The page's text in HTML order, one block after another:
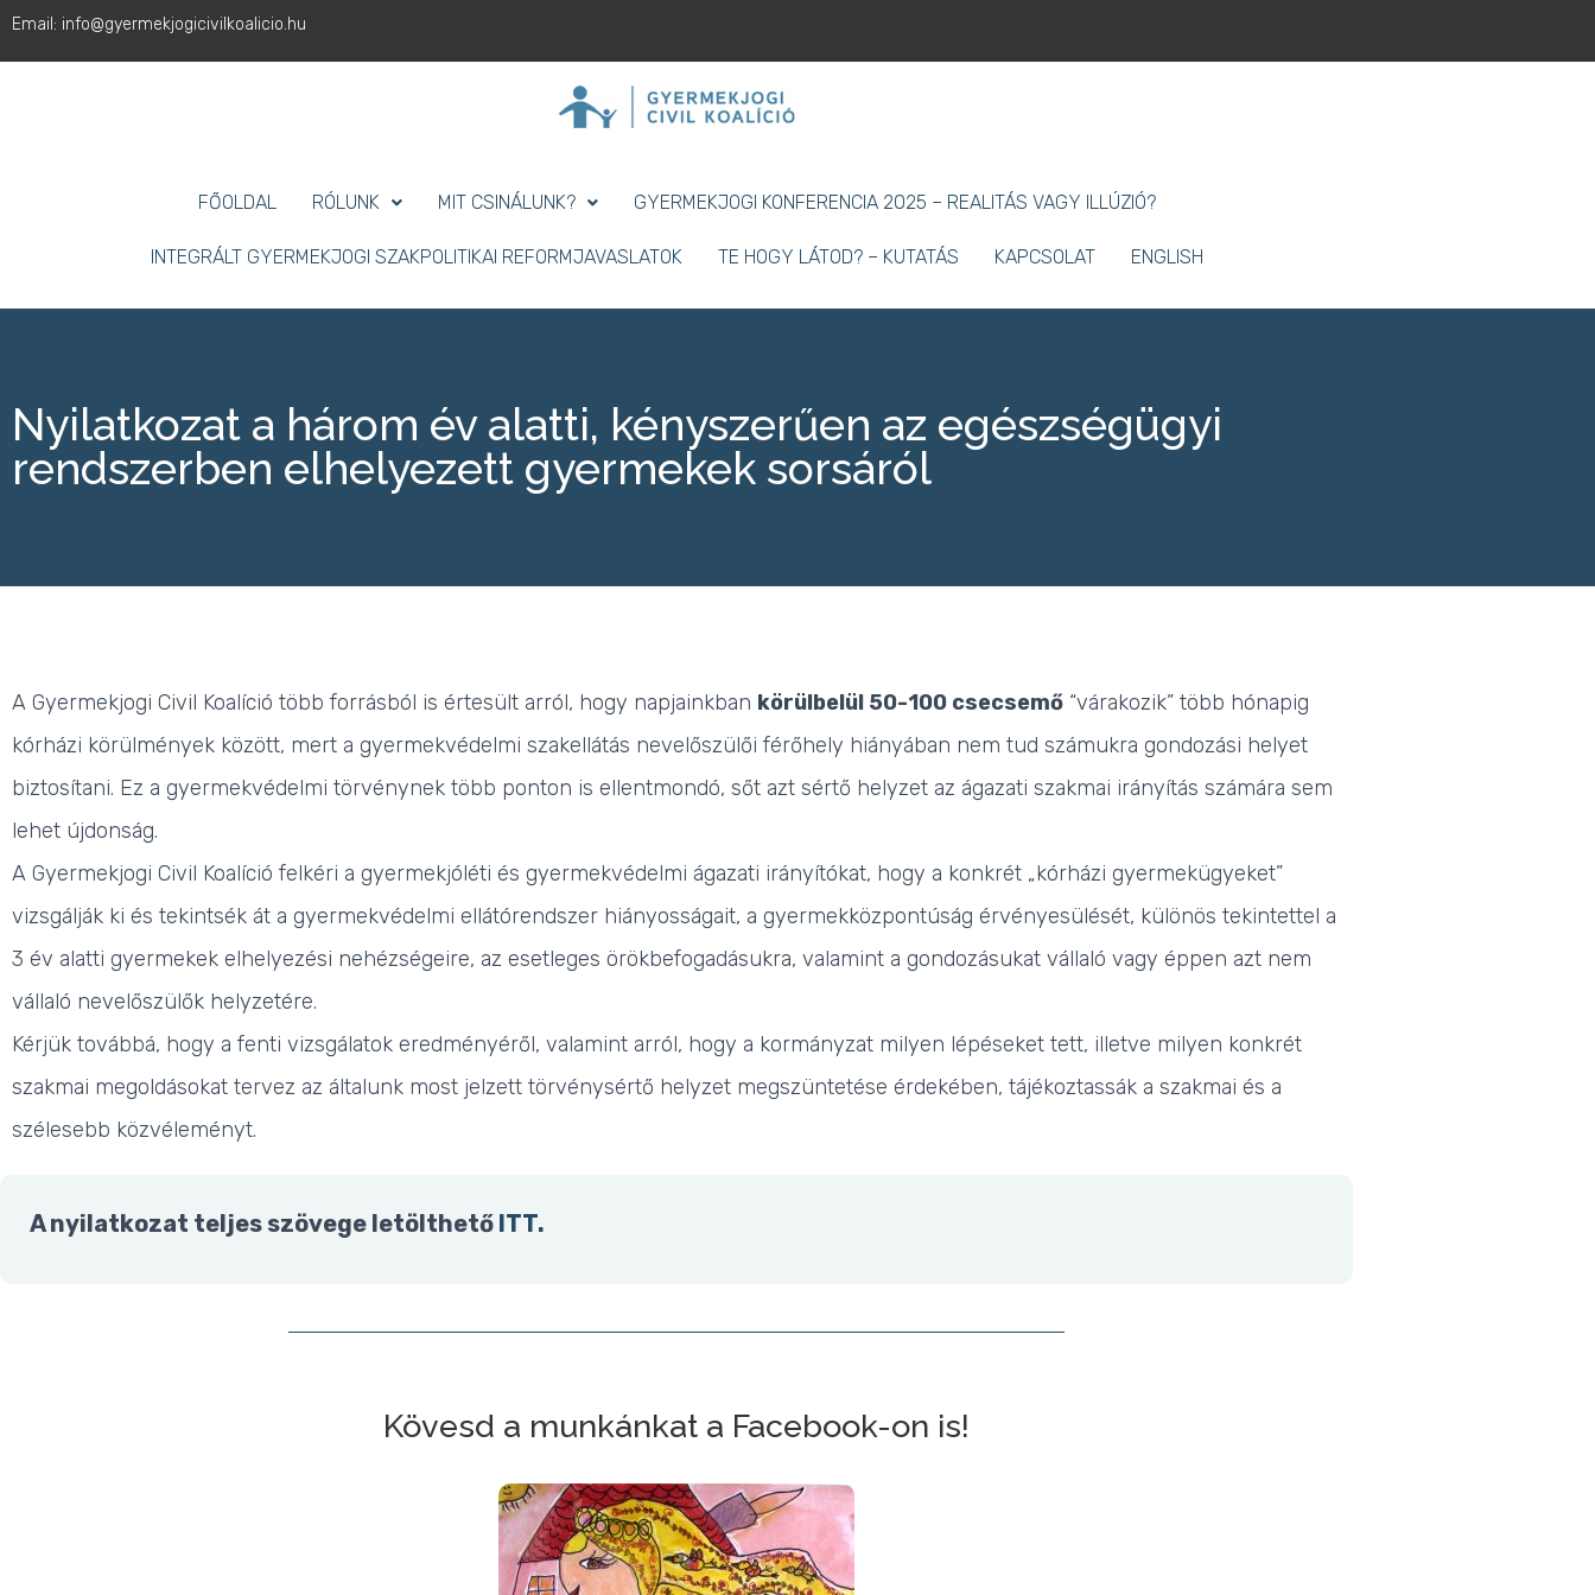
Email: info@gyermekjogicivilkoalicio.hu
FŐOLDAL RÓLUNK MIT CSINÁLUNK? GYERMEKJOGI KONFERENCIA 2025 – REALITÁS VAGY ILLÚZIÓ?
INTEGRÁLT GYERMEKJOGI SZAKPOLITIKAI REFORMJAVASLATOK TE HOGY LÁTOD? – KUTATÁS KAPCSOLAT ENGLISH
Nyilatkozat a három év alatti, kényszerűen az egészségügyi
rendszerben elhelyezett gyermekek sorsáról
A Gyermekjogi Civil Koalíció több forrásból is értesült arról, hogy napjainkban körülbelül 50-100 csecsemő “várakozik” több hónapig
kórházi körülmények között, mert a gyermekvédelmi szakellátás nevelőszülői férőhely hiányában nem tud számukra gondozási helyet
biztosítani. Ez a gyermekvédelmi törvénynek több ponton is ellentmondó, sőt azt sértő helyzet az ágazati szakmai irányítás számára sem
lehet újdonság.
A Gyermekjogi Civil Koalíció felkéri a gyermekjóléti és gyermekvédelmi ágazati irányítókat, hogy a konkrét „kórházi gyermekügyeket”
vizsgálják ki és tekintsék át a gyermekvédelmi ellátórendszer hiányosságait, a gyermekközpontúság érvényesülését, különös tekintettel a
3 év alatti gyermekek elhelyezési nehézségeire, az esetleges örökbefogadásukra, valamint a gondozásukat vállaló vagy éppen azt nem
vállaló nevelőszülők helyzetére.
Kérjük továbbá, hogy a fenti vizsgálatok eredményéről, valamint arról, hogy a kormányzat milyen lépéseket tett, illetve milyen konkrét
szakmai megoldásokat tervez az általunk most jelzett törvénysértő helyzet megszüntetése érdekében, tájékoztassák a szakmai és a
szélesebb közvéleményt.
A nyilatkozat teljes szövege letölthető ITT.
Kövesd a munkánkat a Facebook-on is!